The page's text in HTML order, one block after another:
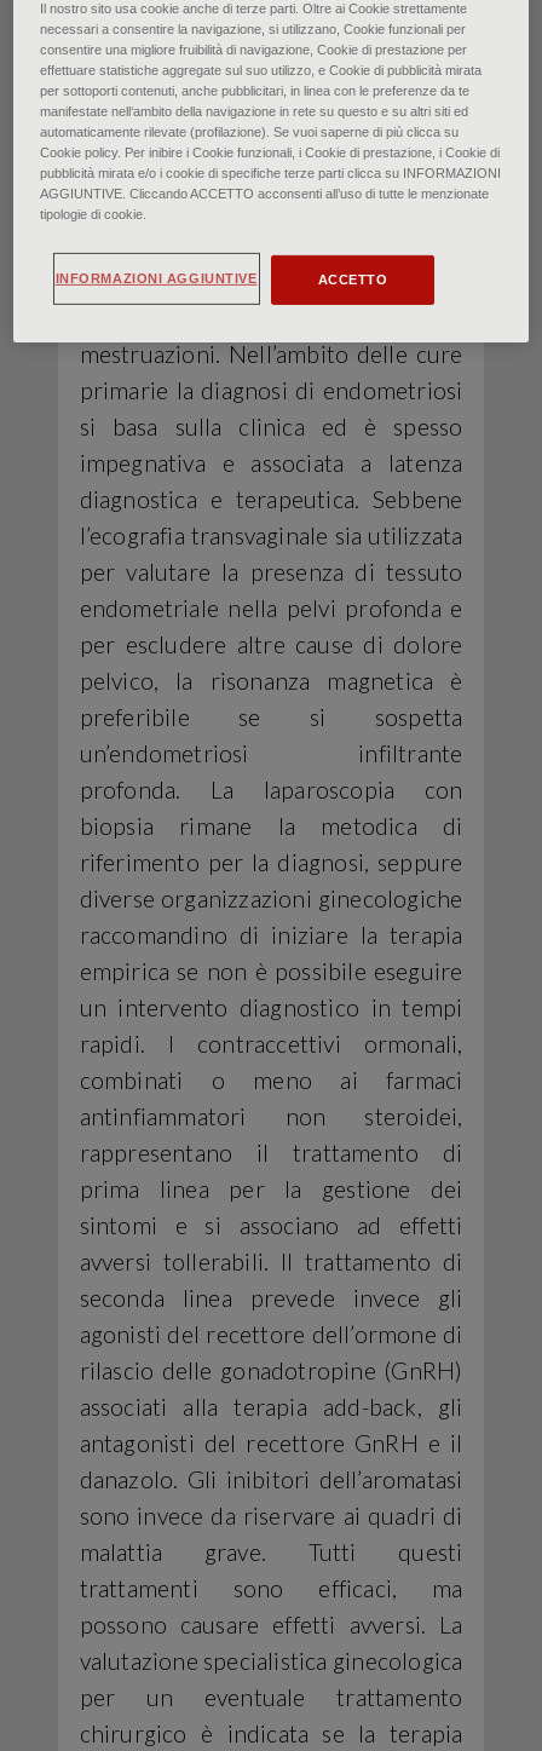
strutture peritoneali. È una delle
patologie ginecologiche più comuni
e colpisce fino al 10% delle persone
in età riproduttiva. La presentazione
clinica dell’endometriosi può variare
notevolmente, dall’infertilità in
debilitanti, dismenorrea e sintomi
mestruazioni. Nell’ambito delle cure
primarie la diagnosi di endometriosi
si basa sulla clinica ed è spesso
impegnativa e associata a latenza
diagnostica e terapeutica. Sebbene
l’ecografia transvaginale sia utilizzata
per valutare la presenza di tessuto
endometriale nella pelvi profonda e
per escludere altre cause di dolore
pelvico, la risonanza magnetica è
preferibile se si sospetta
un’endometriosi infiltrante
profonda. La laparoscopia con
biopsia rimane la metodica di
riferimento per la diagnosi, seppure
diverse organizzazioni ginecologiche
raccomandino di iniziare la terapia
empirica se non è possibile eseguire
un intervento diagnostico in tempi
rapidi. I contraccettivi ormonali,
combinati o meno ai farmaci
antinfiammatori non steroidei,
rappresentano il trattamento di
prima linea per la gestione dei
sintomi e si associano ad effetti
avversi tollerabili. Il trattamento di
seconda linea prevede invece gli
agonisti del recettore dell’ormone di
rilascio delle gonadotropine (GnRH)
associati alla terapia add-back, gli
antagonisti del recettore GnRH e il
danazolo. Gli inibitori dell’aromatasi
sono invece da riservare ai quadri di
malattia grave. Tutti questi
trattamenti sono efficaci, ma
possono causare effetti avversi. La
valutazione specialistica ginecologica
per un eventuale trattamento
chirurgico è indicata se la terapia
Il nostro sito usa cookie anche di terze parti. Oltre ai Cookie strettamente
necessari a consentire la navigazione, si utilizzano, Cookie funzionali per
consentire una migliore fruibilità di navigazione, Cookie di prestazione per
effettuare statistiche aggregate sul suo utilizzo, e Cookie di pubblicità mirata
per sottoporti contenuti, anche pubblicitari, in linea con le preferenze da te
manifestate nell‘ambito della navigazione in rete su questo e su altri siti ed
automaticamente rilevate (profilazione). Se vuoi saperne di più clicca su
Cookie policy. Per inibire i Cookie funzionali, i Cookie di prestazione, i Cookie di
pubblicità mirata e/o i cookie di specifiche terze parti clicca su INFORMAZIONI
AGGIUNTIVE. Cliccando ACCETTO acconsenti all’uso di tutte le menzionate
tipologie di cookie.
ACCETTO
INFORMAZIONI AGGIUNTIVE